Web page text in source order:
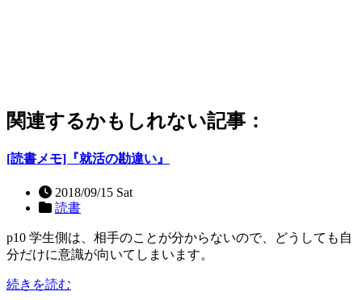
関連するかもしれない記事：
[読書メモ]『就活の勘違い』
2018/09/15 Sat
読書
p10 学生側は、相手のことが分からないので、どうしても自
分だけに意識が向いてしまいます。
続きを読む